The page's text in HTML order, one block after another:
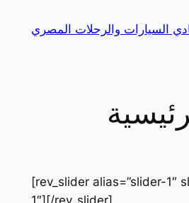
السيارات والرحلات المصري
[rev_slider alias=”slider-1″
1″][/rev_slider]